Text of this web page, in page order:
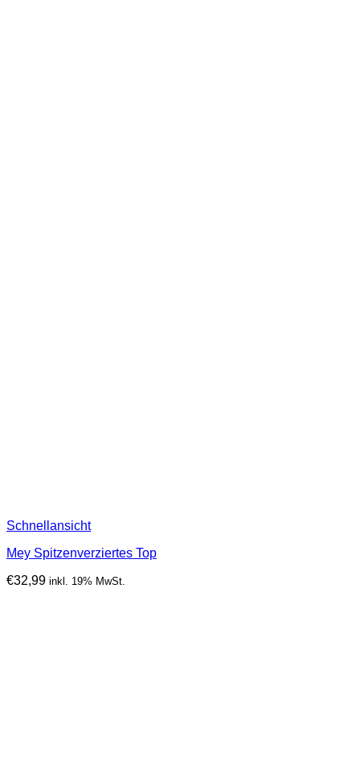
Schnellansicht
Mey Spitzenverziertes Top
€32,99 inkl. 19% MwSt.